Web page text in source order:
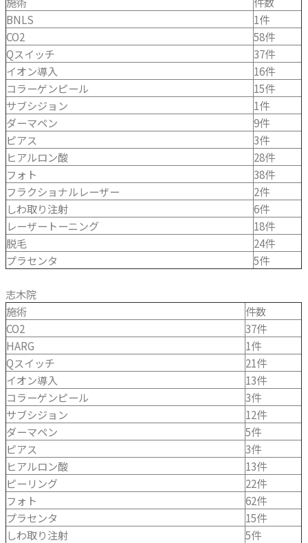
BNLS
1件
CO2
58件
Qスイッチ
37件
イオン導入
16件
コラーゲンピール
15件
サブシジョン
1件
ダーマペン
9件
ピアス
3件
ヒアルロン酸
28件
フォト
38件
フラクショナルレーザー
2件
しわ取り注射
6件
レーザートーニング
18件
脱毛
24件
プラセンタ
5件
志木院
施術
件数
CO2
37件
HARG
1件
Qスイッチ
21件
イオン導入
13件
コラーゲンピール
3件
サブシジョン
12件
ダーマペン
5件
ピアス
3件
ヒアルロン酸
13件
ピーリング
22件
フォト
62件
プラセンタ
15件
しわ取り注射
5件